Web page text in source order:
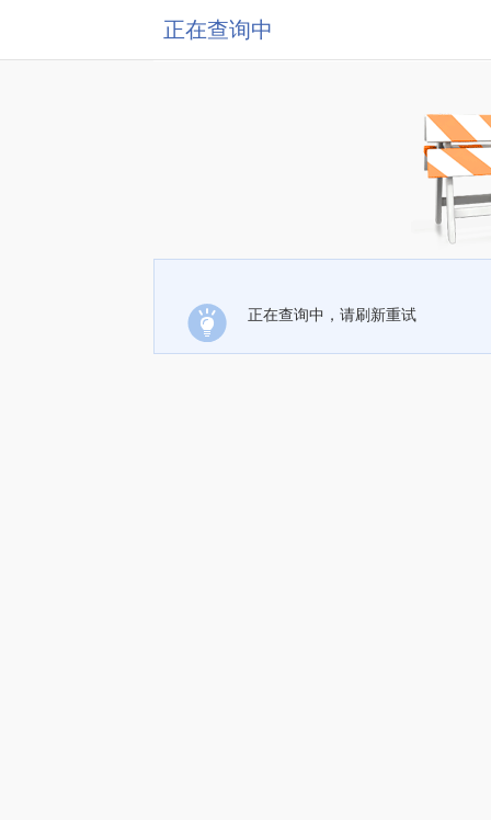
正在查询中
正在查询中，请刷新重试